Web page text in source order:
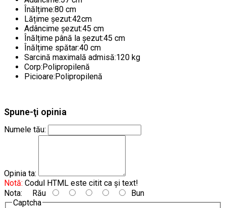
Înălțime:80 cm
Lățime șezut:42cm
Adâncime șezut:45 cm
Înălțime până la șezut:45 cm
Înălțime spătar:40 cm
Sarcină maximală admisă:120 kg
Corp:Polipropilenă
Picioare:Polipropilenă
Spune-ţi opinia
Numele tău:
Opinia ta:
Notă: Codul HTML este citit ca şi text!
Nota: Rău
Bun
Captcha